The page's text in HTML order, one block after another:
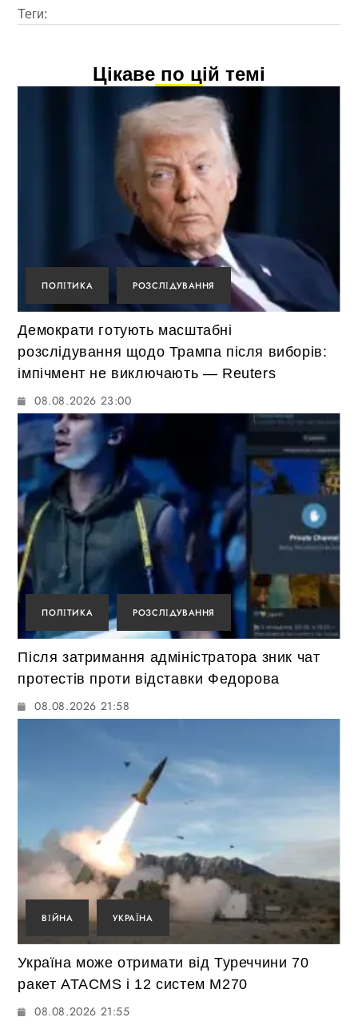
Теги:
Цікаве по цій темі
ПОЛІТИКА РОЗСЛІДУВАННЯ
Демократи готують масштабні
розслідування щодо Трампа після виборів:
імпічмент не виключають — Reuters
08.08.2026 23:00
ПОЛІТИКА РОЗСЛІДУВАННЯ
Після затримання адміністратора зник чат
протестів проти відставки Федорова
08.08.2026 21:58
ВІЙНА УКРАЇНА
Україна може отримати від Туреччини 70
ракет ATACMS і 12 систем M270
08.08.2026 21:55